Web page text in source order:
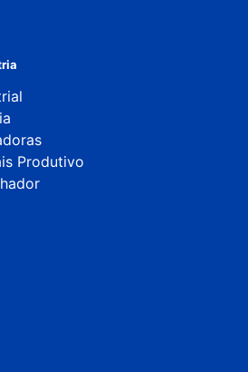
Produtivo